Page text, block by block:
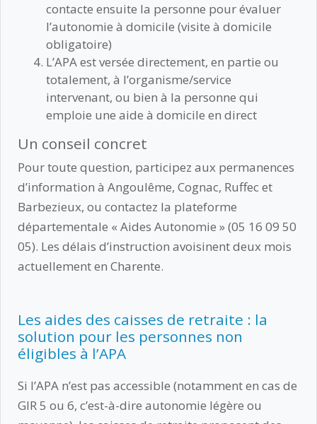
contacte ensuite la personne pour évaluer
l’autonomie à domicile (visite à domicile
obligatoire)
L’APA est versée directement, en partie ou
totalement, à l’organisme/service
intervenant, ou bien à la personne qui
emploie une aide à domicile en direct
Un conseil concret
Pour toute question, participez aux permanences
d’information à Angoulême, Cognac, Ruffec et
Barbezieux, ou contactez la plateforme
départementale « Aides Autonomie » (05 16 09 50
05). Les délais d’instruction avoisinent deux mois
actuellement en Charente.
Les aides des caisses de retraite : la
solution pour les personnes non
éligibles à l’APA
Si l’APA n’est pas accessible (notamment en cas de
GIR 5 ou 6, c’est-à-dire autonomie légère ou